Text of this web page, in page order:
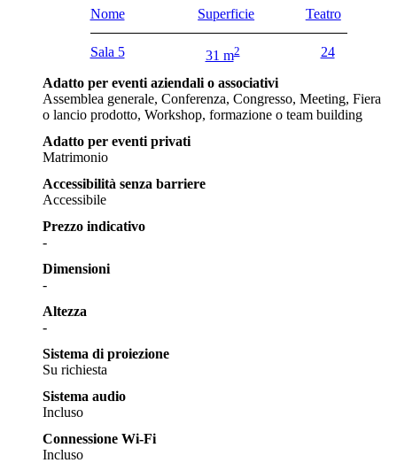
Nome Superficie Teatro
Sala 5 31 m2 24
Adatto per eventi aziendali o associativi
Assemblea generale, Conferenza, Congresso, Meeting, Fiera
o lancio prodotto, Workshop, formazione o team building
Adatto per eventi privati
Matrimonio
Accessibilità senza barriere
Accessibile
Prezzo indicativo
-
Dimensioni
-
Altezza
-
Sistema di proiezione
Su richiesta
Sistema audio
Incluso
Connessione Wi-Fi
Incluso